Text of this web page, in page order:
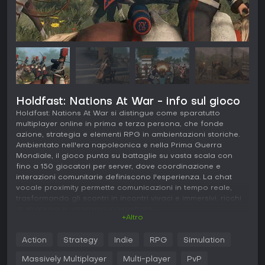
Holdfast: Nations At War - info sul gioco
Holdfast: Nations At War si distingue come sparatutto
multiplayer online in prima e terza persona, che fonde
azione, strategia e elementi RPG in ambientazioni storiche.
Ambientato nell'era napoleonica e nella Prima Guerra
Mondiale, il gioco punta su battaglie su vasta scala con
fino a 150 giocatori per server, dove coordinazione e
interazioni comunitarie definiscono l'esperienza. La chat
vocale proximity permette comunicazioni in tempo reale,
trasformando gli scontri in incontri vivaci e immersivi, ricchi
In Holdfast: Nations At War, il ciclo principale consiste nello
scegliere una classe e lanciarsi in combattimenti caotici e di
+Altro
Action Strategy Indie RPG Simulation
Massively Multiplayer Multi-player PvP